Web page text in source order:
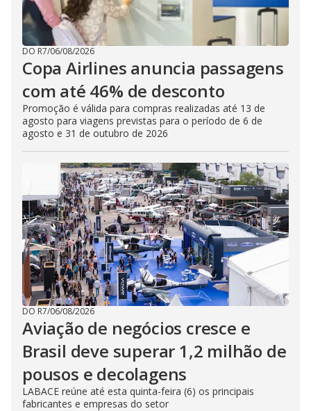
DO R7/06/08/2026
Copa Airlines anuncia passagens
com até 46% de desconto
Promoção é válida para compras realizadas até 13 de
agosto para viagens previstas para o período de 6 de
agosto e 31 de outubro de 2026
DO R7/06/08/2026
Aviação de negócios cresce e
Brasil deve superar 1,2 milhão de
pousos e decolagens
LABACE reúne até esta quinta-feira (6) os principais
fabricantes e empresas do setor